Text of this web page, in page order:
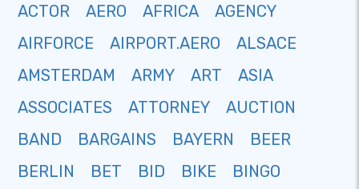
ACTOR
AERO AFRICA
AGENCY
AIRFORCE
AIRPORT.AERO
ALSACE
AMSTERDAM
ARMY ART
ASIA
ASSOCIATES
ATTORNEY
AUCTION
BAND
BARGAINS BAYERN
BEER
BERLIN
BET BID BIKE
BINGO